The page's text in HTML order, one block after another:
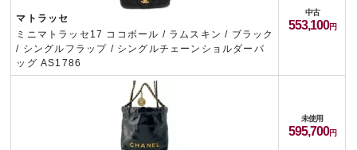
マトラッセ
ミニマトラッセ17 ココボール / ラムスキン / ブラック
/ シングルフラップ / シングルチェーンショルダーバ
ッグ AS1786
中古
553,100
未使用
595,700